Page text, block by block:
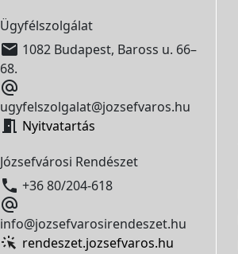
Ügyfélszolgálat
 1082 Budapest, Baross u. 66–
68.

ugyfelszolgalat@jozsefvaros.hu
 Nyitvatartás
Józsefvárosi Rendészet
 +36 80/204-618

info@jozsefvarosirendeszet.hu
rendeszet.jozsefvaros.hu